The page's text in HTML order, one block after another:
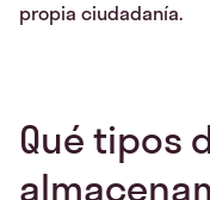
propia ciudadanía.
Qué tipos